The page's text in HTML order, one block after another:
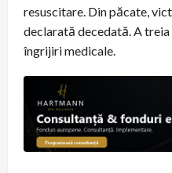
resuscitare. Din păcate,
declarată decedată. A
îngrijiri medicale.